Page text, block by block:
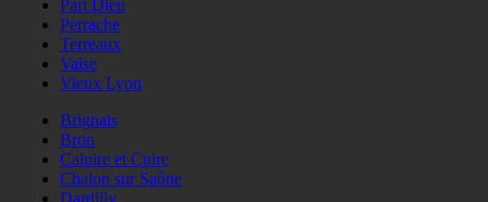
Part Dieu
Perrache
Terreaux
Vaise
Vieux Lyon
Brignais
Bron
Caluire et Cuire
Chalon sur Saône
Dardilly